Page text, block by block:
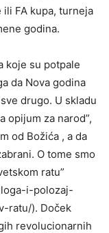
FA kupa, turneja
godina.
koje su potpale
da Nova godina
drugo. U skladu
opijum za narod”,
od Božića , a da
O tome smo
ratu”
i-polozaj-
ratu/). Doček
revolucionarnih